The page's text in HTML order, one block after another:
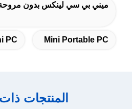
ميني بي سي لينكس بدون
Mini Portable PC
PC
المنتجات